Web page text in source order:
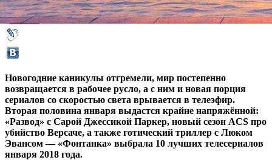
Новогодние каникулы отгремели, мир постепенно
возвращается в рабочее русло, а с ним и новая порция
сериалов со скоростью света врывается в телеэфир.
Вторая половина января выдастся крайне напряжённой:
«Развод» с Сарой Джессикой Паркер, новый сезон ACS про
убийство Версаче, а также готический триллер с Люком
Эвансом — «Фонтанка» выбрала 10 лучших телесериалов
января 2018 года.